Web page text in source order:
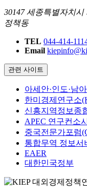
30147 세종특별자치
정책동
TEL 044-414-
Email
관련 사이트
아세안·인도·남
한미경제연구소
신흥지역정보종
APEC 연구컨소
중국전문가포럼
통합무역 정보서
EAER
대한민국정부